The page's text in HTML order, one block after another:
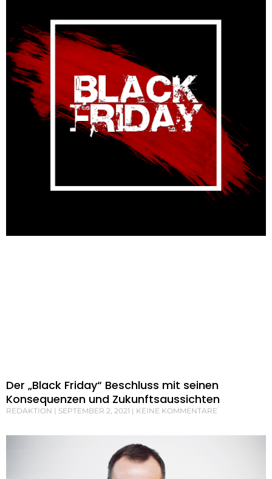
Der „Black Friday“ Beschluss mit seinen
Konsequenzen und Zukunftsaussichten
REDAKTION SEPTEMBER 2, 2021 KEINE KOMMENTARE